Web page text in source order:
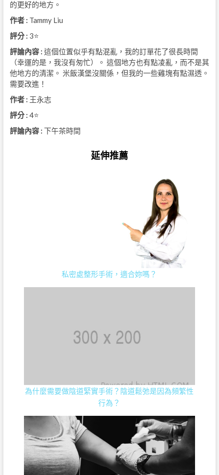
的更好的地方。
作者 : Tammy Liu
評分 : 3⭐
評論內容 : 這個位置似乎有點混亂，我的訂單花了很長時間
（幸運的是，我沒有匆忙）。 這個地方也有點凌亂，而不是其
他地方的清潔。 米飯漢堡沒關係，但我的一些雞塊有點濕透。
需要改進！
作者 : 王永志
評分 : 4⭐
評論內容 : 下午茶時間
延伸推薦
私密處整形手術，適合妳嗎？
為什麼需要做陰道緊實手術？陰道鬆弛是因為頻繁性
行為？